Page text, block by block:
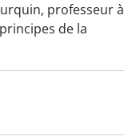
professeur à
de la